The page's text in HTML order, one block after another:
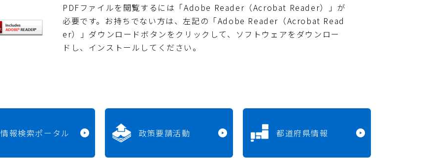
PDFファイルを閲覧するには「Adobe Reader（Acrobat Reader）」が
必要です。お持ちでない方は、左記の「Adobe Reader（Acrobat Read
er）」ダウンロードボタンをクリックして、ソフトウェアをダウンロー
ドし、インストールしてください。
情報検索ポータル 政策要請活動 都道府県情報